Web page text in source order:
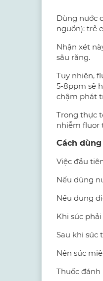
Dùng nước
nguồn): trẻ
Nhận xét
sâu răng.
Tuy nhiên,
5-8ppm sẽ
chậm phát
Trong thực
nhiễm fluor
Cách
Việc đầu
Nếu dùng
Nếu dung
Khi súc
Sau khi súc
Nên súc
Thuốc đánh